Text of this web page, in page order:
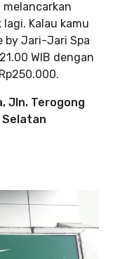
Kalau kamu
by Jari-Jari Spa
WIB dengan
Jln. Terogong
Selatan